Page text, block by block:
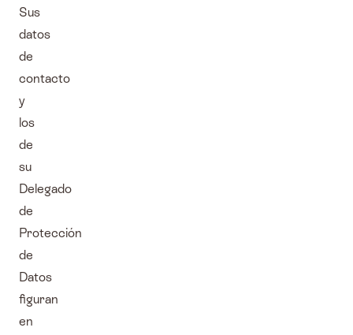
Sus
datos
de
contacto
y
los
de
su
Delegado
de
Protección
de
Datos
figuran
en